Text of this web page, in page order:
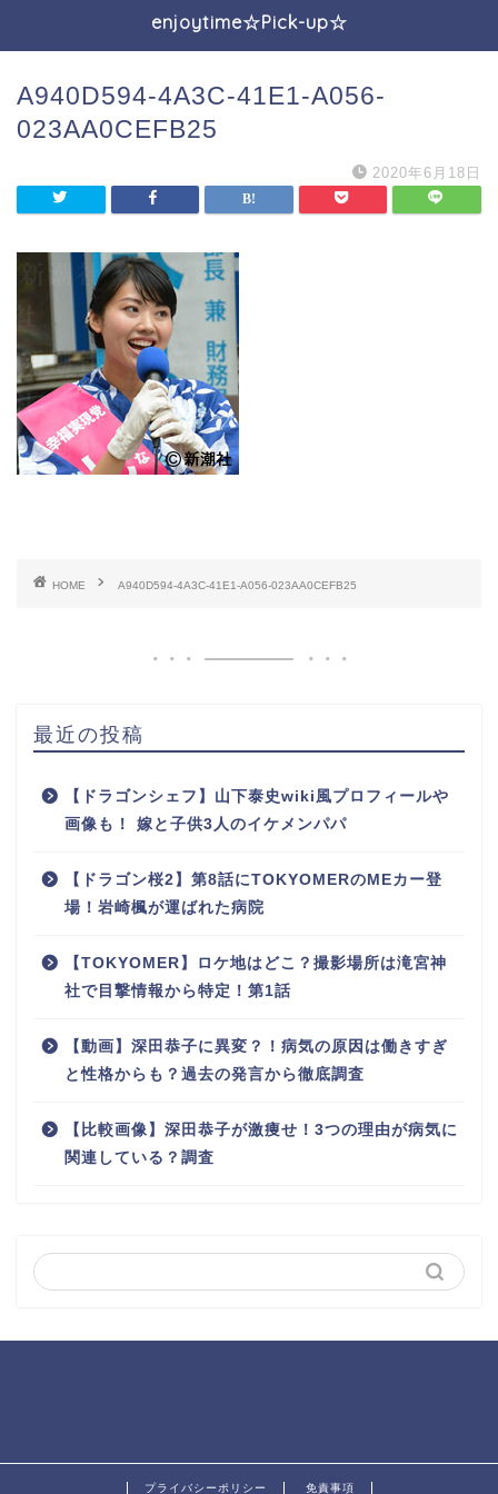
enjoytime☆Pick-up☆
A940D594-4A3C-41E1-A056-
023AA0CEFB25
2020年6月18日
HOME A940D594-4A3C-41E1-A056-023AA0CEFB25
最近の投稿
【ドラゴンシェフ】山下泰史wiki風プロフィールや
画像も！ 嫁と子供3人のイケメンパパ
【ドラゴン桜2】第8話にTOKYOMERのMEカー登
場！岩崎楓が運ばれた病院
【TOKYOMER】ロケ地はどこ？撮影場所は滝宮神
社で目撃情報から特定！第1話
【動画】深田恭子に異変？！病気の原因は働きすぎ
と性格からも？過去の発言から徹底調査
【比較画像】深田恭子が激痩せ！3つの理由が病気に
関連している？調査
プライバシーポリシー 免責事項